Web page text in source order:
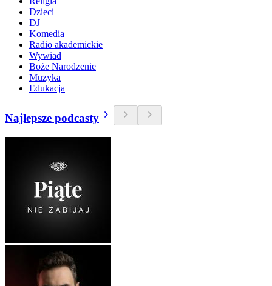
Dzieci
DJ
Komedia
Radio akademickie
Wywiad
Boże Narodzenie
Muzyka
Edukacja
Najlepsze podcasty